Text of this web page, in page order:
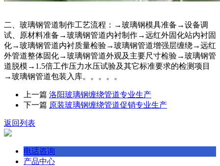
二、玻璃钢管道制作工艺流程：→玻璃钢模具准备→设备调
试、原材料准备→玻璃钢管道内衬制作→远红外固化站内衬固
化→玻璃钢管道内衬质量检验→玻璃钢管道增强层缠绕→远红
外管道整体固化→玻璃钢管道外观及主要尺寸检验→玻璃钢管
道脱模→1.5倍工作压力水压试验及其它标准要求的检测项目
→玻璃钢管道包装入库。。。。。
上一篇 洛阳玻璃钢缠绕管道专业生产
下一篇 原装玻璃钢缠绕管道促销专业生产
返回列表
电话咨询
产品中心